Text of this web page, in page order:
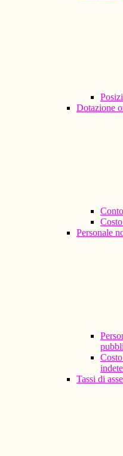
Dotazione
Personale
Tassi di